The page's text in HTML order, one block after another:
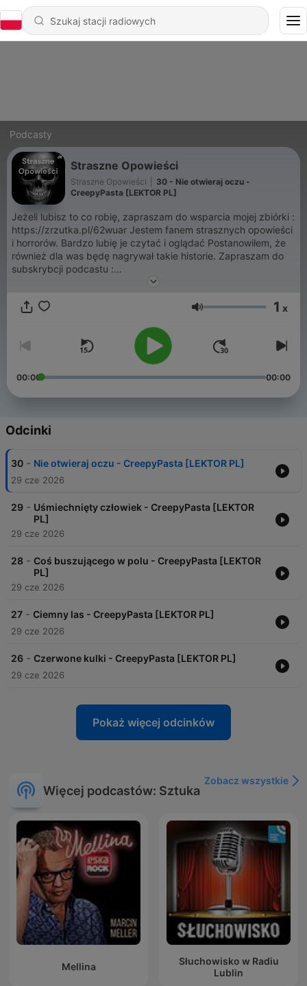
Podcasty
Straszne Opowieści
Straszne Opowieści
30 - Nie otwieraj oczu -
CreepyPasta [LEKTOR PL]
Jeżeli lubisz to co robię, zapraszam do wsparcia mojej zbiórki :
https://zrzutka.pl/62wuar Jestem fanem strasznych opowieści
i horrorów. Bardzo lubię je czytać i oglądać Postanowiłem, że
również dla was będę nagrywał takie historie. Zapraszam do
subskrybcji podcastu :
https://anchor.fm/straszneopowiesci/subscribe
Głośność 1 x
00:00 00:00
Odcinki
30 - Nie otwieraj oczu - CreepyPasta [LEKTOR PL]
29 cze 2026
29 - Uśmiechnięty człowiek - CreepyPasta [LEKTOR
PL]
29 cze 2026
28 - Coś buszującego w polu - CreepyPasta [LEKTOR
PL]
29 cze 2026
27 - Ciemny las - CreepyPasta [LEKTOR PL]
29 cze 2026
26 - Czerwone kulki - CreepyPasta [LEKTOR PL]
29 cze 2026
Pokaż więcej odcinków
Więcej podcastów: Sztuka
Zobacz wszystkie
Mellina
Słuchowisko w Radiu
Lublin